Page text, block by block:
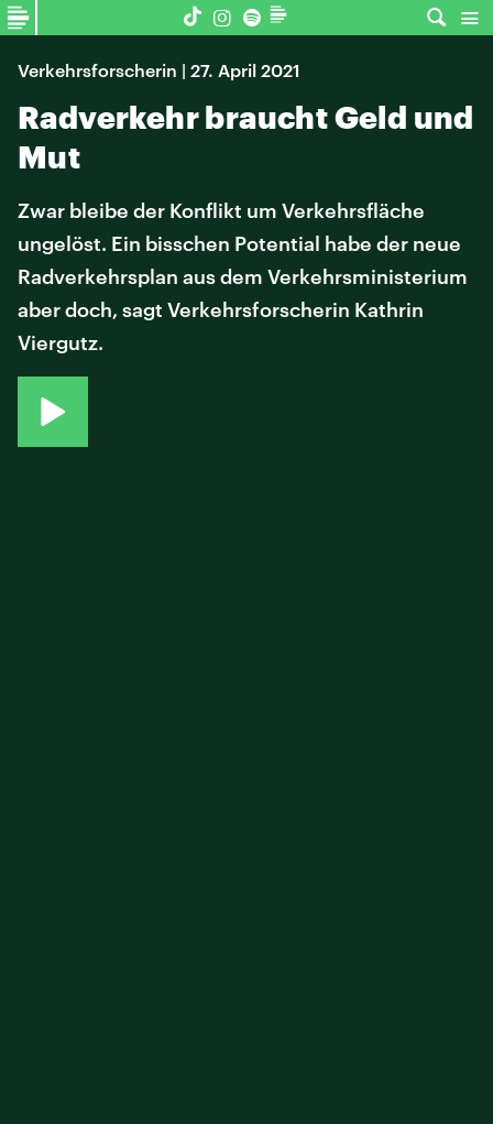
Verkehrsforscherin | 27. April 2021
Radverkehr braucht Geld und
Mut
Zwar bleibe der Konflikt um Verkehrsfläche
ungelöst. Ein bisschen Potential habe der neue
Radverkehrsplan aus dem Verkehrsministerium
aber doch, sagt Verkehrsforscherin Kathrin
Viergutz.